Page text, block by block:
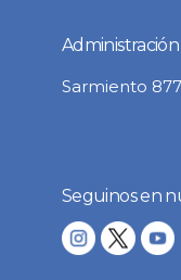
Sarmiento 877
Seguinos en